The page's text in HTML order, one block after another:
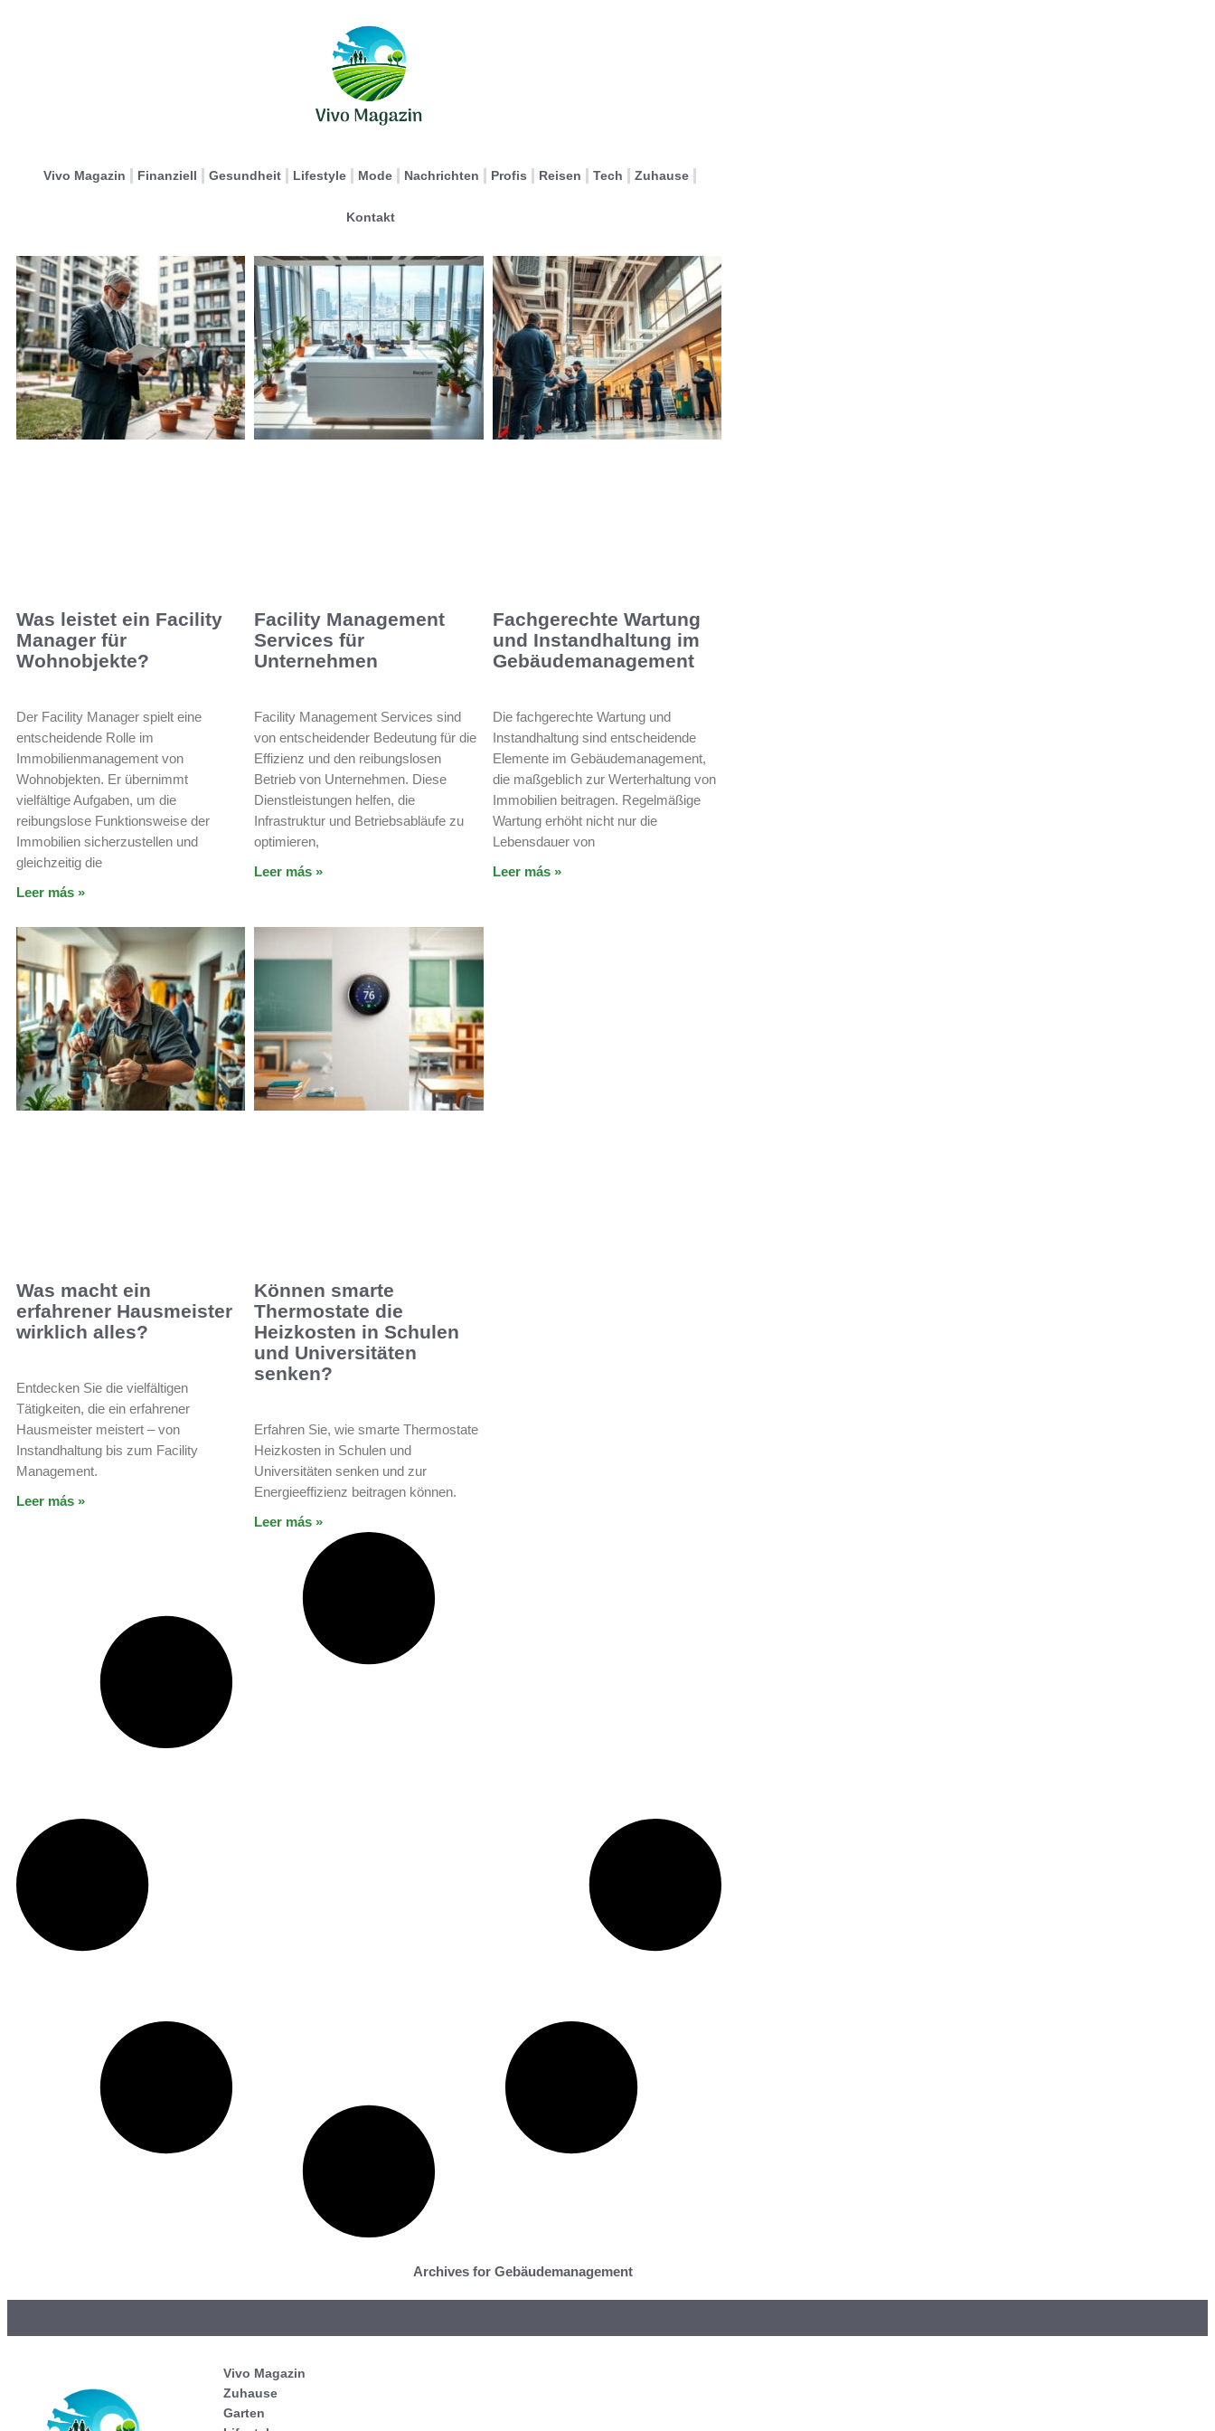
Vivo Magazin Finanziell Gesundheit Lifestyle Mode Nachrichten Profis Reisen Tech Zuhause
Kontakt
Was leistet ein Facility
Manager für
Wohnobjekte?
Der Facility Manager spielt eine
entscheidende Rolle im
Immobilienmanagement von
Wohnobjekten. Er übernimmt
vielfältige Aufgaben, um die
reibungslose Funktionsweise der
Immobilien sicherzustellen und
gleichzeitig die
Leer más »
Facility Management
Services für
Unternehmen
Facility Management Services sind
von entscheidender Bedeutung für die
Effizienz und den reibungslosen
Betrieb von Unternehmen. Diese
Dienstleistungen helfen, die
Infrastruktur und Betriebsabläufe zu
optimieren,
Leer más »
Fachgerechte Wartung
und Instandhaltung im
Gebäudemanagement
Die fachgerechte Wartung und
Instandhaltung sind entscheidende
Elemente im Gebäudemanagement,
die maßgeblich zur Werterhaltung von
Immobilien beitragen. Regelmäßige
Wartung erhöht nicht nur die
Lebensdauer von
Leer más »
Was macht ein
erfahrener Hausmeister
wirklich alles?
Entdecken Sie die vielfältigen
Tätigkeiten, die ein erfahrener
Hausmeister meistert – von
Instandhaltung bis zum Facility
Management.
Leer más »
Können smarte
Thermostate die
Heizkosten in Schulen
und Universitäten
senken?
Erfahren Sie, wie smarte Thermostate
Heizkosten in Schulen und
Universitäten senken und zur
Energieeffizienz beitragen können.
Leer más »
Archives for Gebäudemanagement
Vivo Magazin
Zuhause
Garten